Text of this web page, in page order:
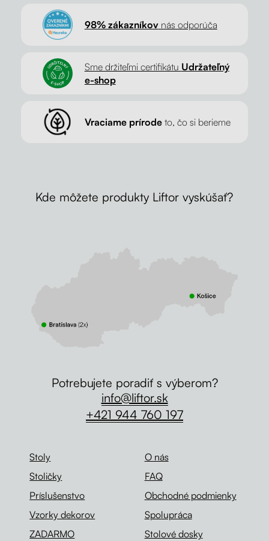
98% zákazníkovnás odporúča
Sme držiteľmi certifikátu Udržateľný
e-shop
Vraciame prírodeto, čo si berieme
Kde môžete produkty Liftor vyskúšať?
Stoly
Stoličky
Príslušenstvo
Vzorky dekorov
ZADARMO
O nás
FAQ
Obchodné podmienky
Spolupráca
Stolové dosky
Potrebujete poradiť s výberom?
info@liftor.sk
+421 944 760 197